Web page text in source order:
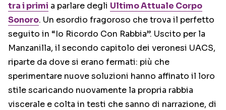
tra i primi a parlare degli Ultimo Attuale Corpo
Sonoro. Un esordio fragoroso che trova il perfetto
seguito in “Io Ricordo Con Rabbia”. Uscito per la
Manzanilla, il secondo capitolo dei veronesi UACS,
riparte da dove si erano fermati: più che
sperimentare nuove soluzioni hanno affinato il loro
stile scaricando nuovamente la propria rabbia
viscerale e colta in testi che sanno di narrazione, di